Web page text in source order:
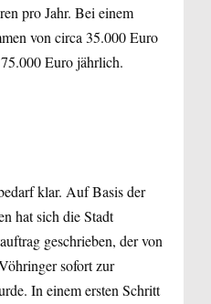
pro Jahr. Bei einem
von circa 35.000 Euro
Euro jährlich.
klar. Auf Basis der
hat sich die Stadt
geschrieben, der von
sofort zur
In einem ersten Schritt